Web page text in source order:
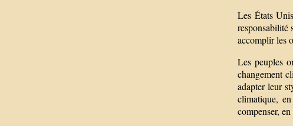
Les États
responsabilité
accomplir les
Les peuples
changement
adapter leur
climatique,
compenser,